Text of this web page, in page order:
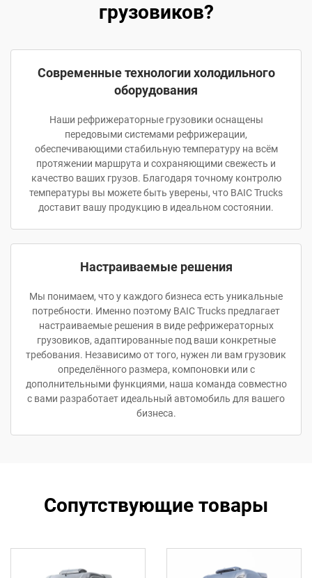
грузовиков?
Современные технологии холодильного
оборудования
Наши рефрижераторные грузовики оснащены
передовыми системами рефрижерации,
обеспечивающими стабильную температуру на всём
протяжении маршрута и сохраняющими свежесть и
качество ваших грузов. Благодаря точному контролю
температуры вы можете быть уверены, что BAIC Trucks
доставит вашу продукцию в идеальном состоянии.
Настраиваемые решения
Мы понимаем, что у каждого бизнеса есть уникальные
потребности. Именно поэтому BAIC Trucks предлагает
настраиваемые решения в виде рефрижераторных
грузовиков, адаптированные под ваши конкретные
требования. Независимо от того, нужен ли вам грузовик
определённого размера, компоновки или с
дополнительными функциями, наша команда совместно
с вами разработает идеальный автомобиль для вашего
бизнеса.
Сопутствующие товары